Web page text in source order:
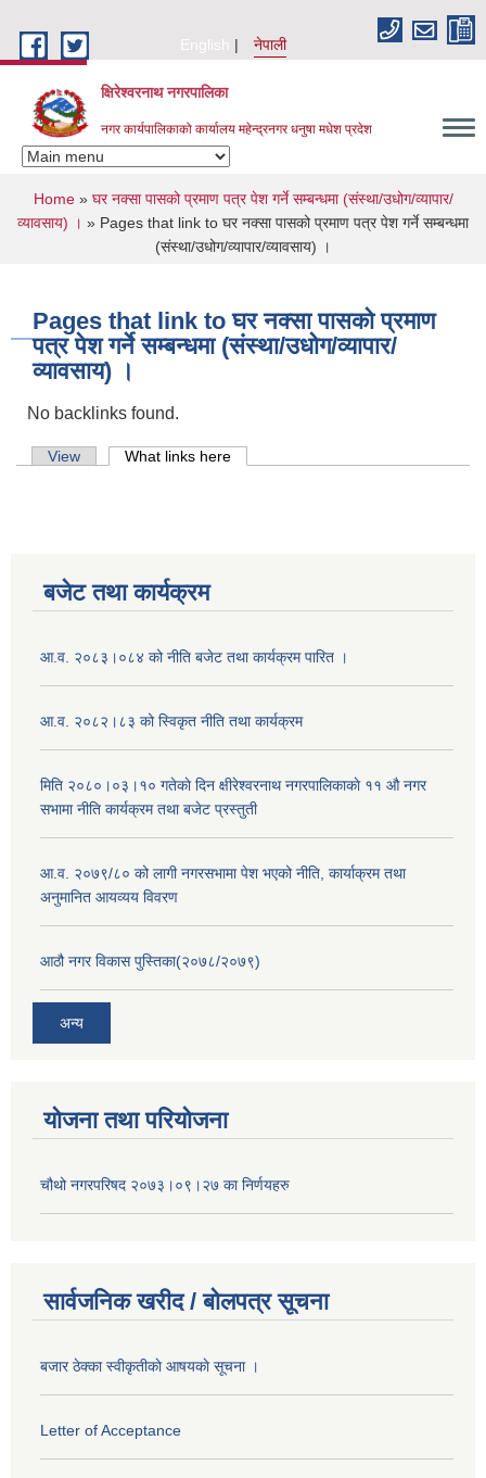
English
नेपाली
क्षिरेश्वरनाथ नगरपालिका
नगर कार्यपालिकाको कार्यालय महेन्द्रनगर धनुषा मधेश प्रदेश
You are here
Home» घर नक्सा पासको प्रमाण पत्र पेश गर्ने सम्बन्धमा (संस्था/उधोग/व्यापार/
व्यावसाय) । » Pages that link to घर नक्सा पासको प्रमाण पत्र पेश गर्ने सम्बन्धमा
(संस्था/उधोग/व्यापार/व्यावसाय) ।
Pages that link to घर नक्सा पासको प्रमाण
पत्र पेश गर्ने सम्बन्धमा (संस्था/उधोग/व्यापार/
व्यावसाय) ।
No backlinks found.
Primary tabs
View What links here
बजेट तथा कार्यक्रम
आ.व. २०८३।०८४ को नीति बजेट तथा कार्यक्रम पारित ।
आ.व. २०८२।८३ को स्विकृत नीति तथा कार्यक्रम
मिति २०८०।०३।१० गतेकाे दिन क्षीरेश्वरनाथ नगरपालिकाकाे ११ ‍औ नगर
सभामा नीति कार्यक्रम तथा बजेट प्रस्तुती
आ.व. २०७९/८० को लागी नगरसभामा पेश भएको नीति, कार्याक्रम तथा
अनुमानित आयव्यय विवरण
आठौ नगर विकास पुस्तिका(२०७८/२०७९)
अन्य
योजना तथा परियोजना
चौथो नगरपरिषद २०७३।०९।२७ का निर्णयहरु
सार्वजनिक खरीद / बोलपत्र सूचना
बजार ठेक्का स्वीकृतीकाे आषयकाे सूचना ।
Letter of Acceptance